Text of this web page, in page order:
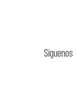
Síguenos